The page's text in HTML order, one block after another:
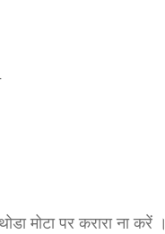
मोटा पर करारा ना करें ।